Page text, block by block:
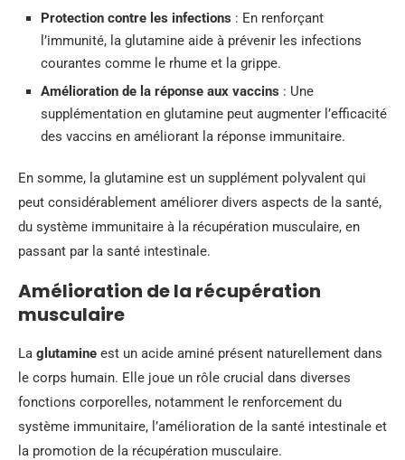
Protection contre les infections : En renforçant
l’immunité, la glutamine aide à prévenir les infections
courantes comme le rhume et la grippe.
Amélioration de la réponse aux vaccins : Une
supplémentation en glutamine peut augmenter l’efficacité
des vaccins en améliorant la réponse immunitaire.
En somme, la glutamine est un supplément polyvalent qui
peut considérablement améliorer divers aspects de la santé,
du système immunitaire à la récupération musculaire, en
passant par la santé intestinale.
Amélioration de la récupération
musculaire
La glutamine est un acide aminé présent naturellement dans
le corps humain. Elle joue un rôle crucial dans diverses
fonctions corporelles, notamment le renforcement du
système immunitaire, l’amélioration de la santé intestinale et
la promotion de la récupération musculaire.